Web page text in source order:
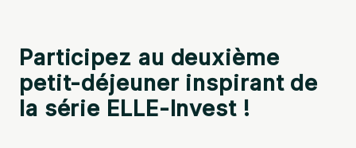
Participez au deuxième
petit-déjeuner inspirant de
la série ELLE-Invest !